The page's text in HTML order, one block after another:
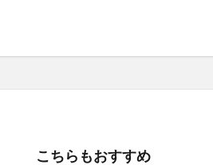
こちらもおすすめ